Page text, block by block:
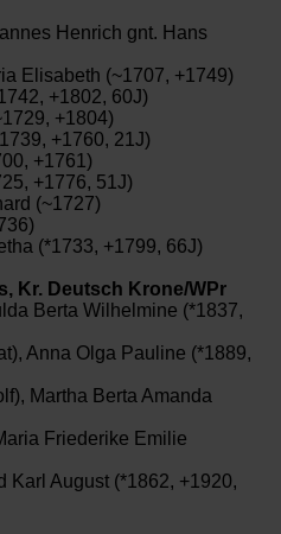
Henrich gnt. Hans
Elisabeth (~1707, +1749)
+1802, 60J)
+1804)
+1760, 21J)
+1761)
+1776, 51J)
(~1727)
(*1733, +1799, 66J)
Kr. Deutsch Krone/WPr
Berta Wilhelmine (*1837,
Anna Olga Pauline (*1889,
Martha Berta Amanda
Friederike Emilie
Karl August (*1862, +1920,